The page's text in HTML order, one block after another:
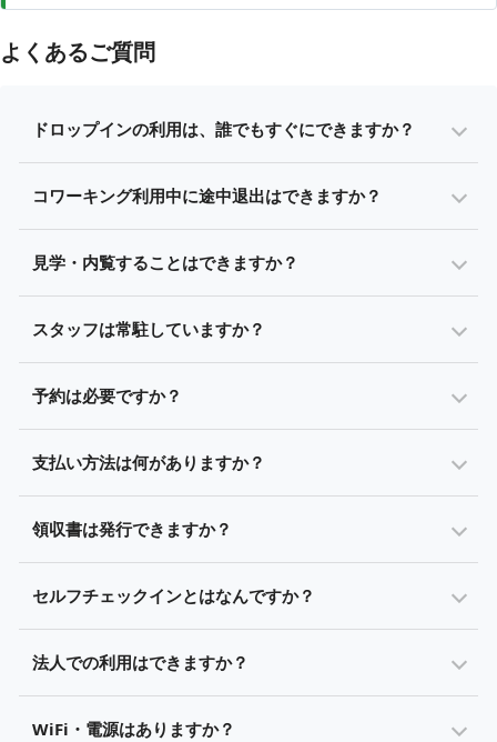
よくあるご質問
ドロップインの利用は、誰でもすぐにできますか？
コワーキング利用中に途中退出はできますか？
見学・内覧することはできますか？
スタッフは常駐していますか？
予約は必要ですか？
支払い方法は何がありますか？
領収書は発行できますか？
セルフチェックインとはなんですか？
法人での利用はできますか？
WiFi・電源はありますか？